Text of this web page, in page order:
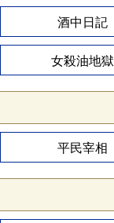
酒中日記
女殺油地獄
平民宰相